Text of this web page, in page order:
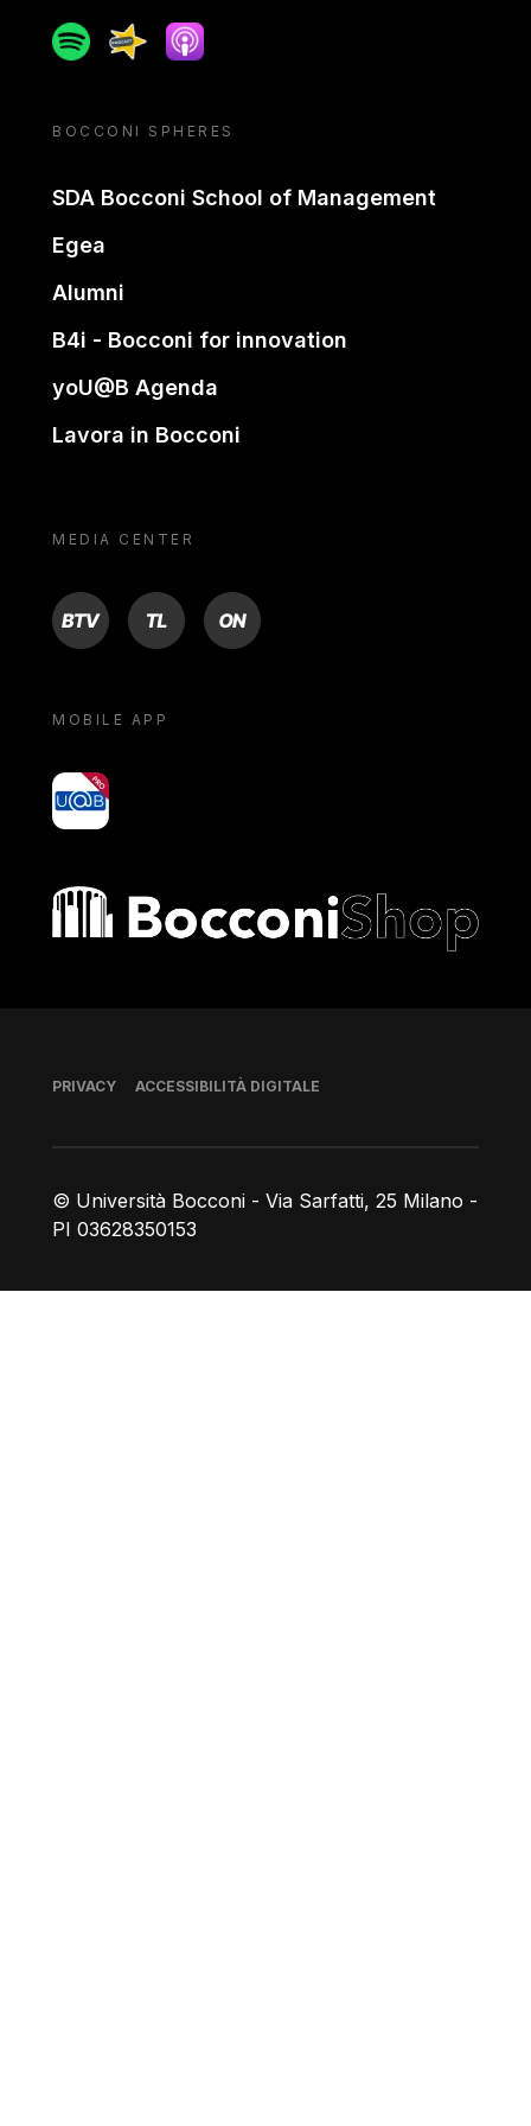
SpotifySpreakerApple podcast
BOCCONI SPHERES
SDA Bocconi School of Management
Egea
Alumni
B4i - Bocconi for innovation
yoU@B Agenda
Lavora in Bocconi
MEDIA CENTER
BTV TL ON
MOBILE APP
yoU@B
Bocconi shop
© Università Bocconi - Via Sarfatti, 25 Milano -
PI 03628350153
Piè di pagina
PRIVACY ACCESSIBILITÀ DIGITALE